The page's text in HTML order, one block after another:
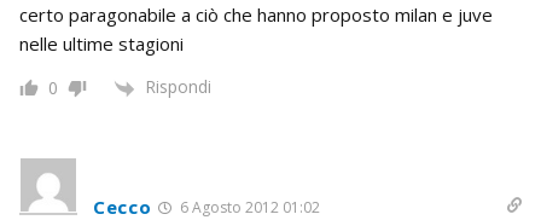
certo paragonabile a ciò che hanno proposto milan e juve
nelle ultime stagioni
0 Rispondi
Cecco 6 Agosto 2012 01:02